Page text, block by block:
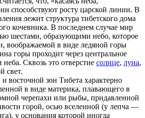
способствуют росту царской линии. В
лежит структура тибетского дома
кочевника. В последнем случае мир
шестами, образующими небо, которое
воображаемой в виде ледяной горы
горы проходит через центральное
Сквозь это отверстие солнце, луна,
свет.
восточной зон Тибета характерно
в виде материка, плавающего в
черепахи или рыбы, придавленной
горой, осью вселенной (у лепча —
у основания которой иногда